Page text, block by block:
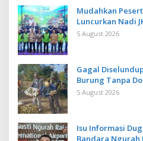
Mudahkan
Luncurkan Nadi
Menabung
5 August 2026
Gagal
Burung Tanpa
Cegah Ancaman
5 August 2026
Isu Informasi
Bandara Ngurah